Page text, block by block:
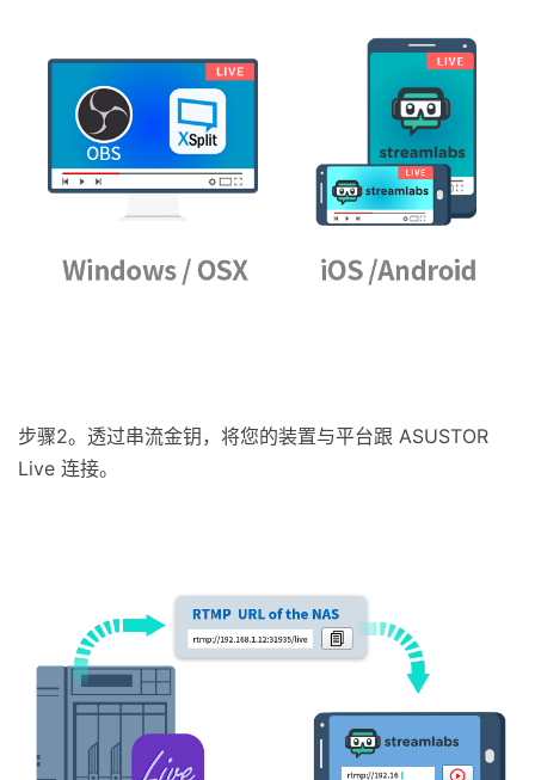
步骤2。透过串流金钥，将您的装置与平台跟 ASUSTOR
Live 连接。